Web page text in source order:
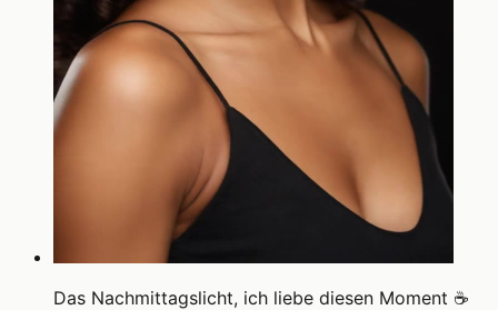
Das Nachmittagslicht, ich liebe diesen Moment ☕